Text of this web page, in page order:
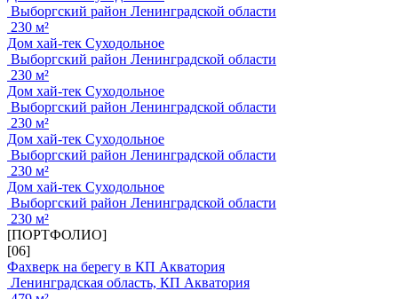
Выборгский район Ленинградской области
230 м²
Дом хай-тек Суходольное
Выборгский район Ленинградской области
230 м²
Дом хай-тек Суходольное
Выборгский район Ленинградской области
230 м²
Дом хай-тек Суходольное
Выборгский район Ленинградской области
230 м²
Дом хай-тек Суходольное
Выборгский район Ленинградской области
230 м²
[ПОРТФОЛИО]
[06]
Фахверк на берегу в КП Акватория
Ленинградская область, КП Акватория